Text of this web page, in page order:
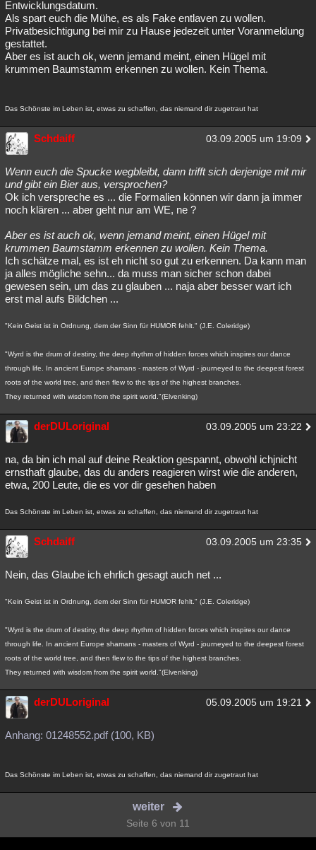
Entwicklungsdatum.
Als spart euch die Mühe, es als Fake entlaven zu wollen.
Privatbesichtigung bei mir zu Hause jedezeit unter Voranmeldung
gestattet.
Aber es ist auch ok, wenn jemand meint, einen Hügel mit
krummen Baumstamm erkennen zu wollen. Kein Thema.
Das Schönste im Leben ist, etwas zu schaffen, das niemand dir zugetraut hat
Schdaiff 03.09.2005 um 19:09
Wenn euch die Spucke wegbleibt, dann trifft sich derjenige mit mir
und gibt ein Bier aus, versprochen?
Ok ich verspreche es ... die Formalien können wir dann ja immer
noch klären ... aber geht nur am WE, ne ?
Aber es ist auch ok, wenn jemand meint, einen Hügel mit
krummen Baumstamm erkennen zu wollen. Kein Thema.
Ich schätze mal, es ist eh nicht so gut zu erkennen. Da kann man
ja alles mögliche sehn... da muss man sicher schon dabei
gewesen sein, um das zu glauben ... naja aber besser wart ich
erst mal aufs Bildchen ...
"Kein Geist ist in Ordnung, dem der Sinn für HUMOR fehlt." (J.E. Coleridge)
"Wyrd is the drum of destiny, the deep rhythm of hidden forces which inspires our dance
through life. In ancient Europe shamans - masters of Wyrd - journeyed to the deepest forest
roots of the world tree, and then flew to the tips of the highest branches.
They returned with wisdom from the spirit world."(Elvenking)
derDULoriginal 03.09.2005 um 23:22
na, da bin ich mal auf deine Reaktion gespannt, obwohl ichjnicht
ernsthaft glaube, das du anders reagieren wirst wie die anderen,
etwa, 200 Leute, die es vor dir gesehen haben
Das Schönste im Leben ist, etwas zu schaffen, das niemand dir zugetraut hat
Schdaiff 03.09.2005 um 23:35
Nein, das Glaube ich ehrlich gesagt auch net ...
"Kein Geist ist in Ordnung, dem der Sinn für HUMOR fehlt." (J.E. Coleridge)
"Wyrd is the drum of destiny, the deep rhythm of hidden forces which inspires our dance
through life. In ancient Europe shamans - masters of Wyrd - journeyed to the deepest forest
roots of the world tree, and then flew to the tips of the highest branches.
They returned with wisdom from the spirit world."(Elvenking)
derDULoriginal 05.09.2005 um 19:21
Anhang: 01248552.pdf (100, KB)
Das Schönste im Leben ist, etwas zu schaffen, das niemand dir zugetraut hat
weiter
Seite 6 von 11